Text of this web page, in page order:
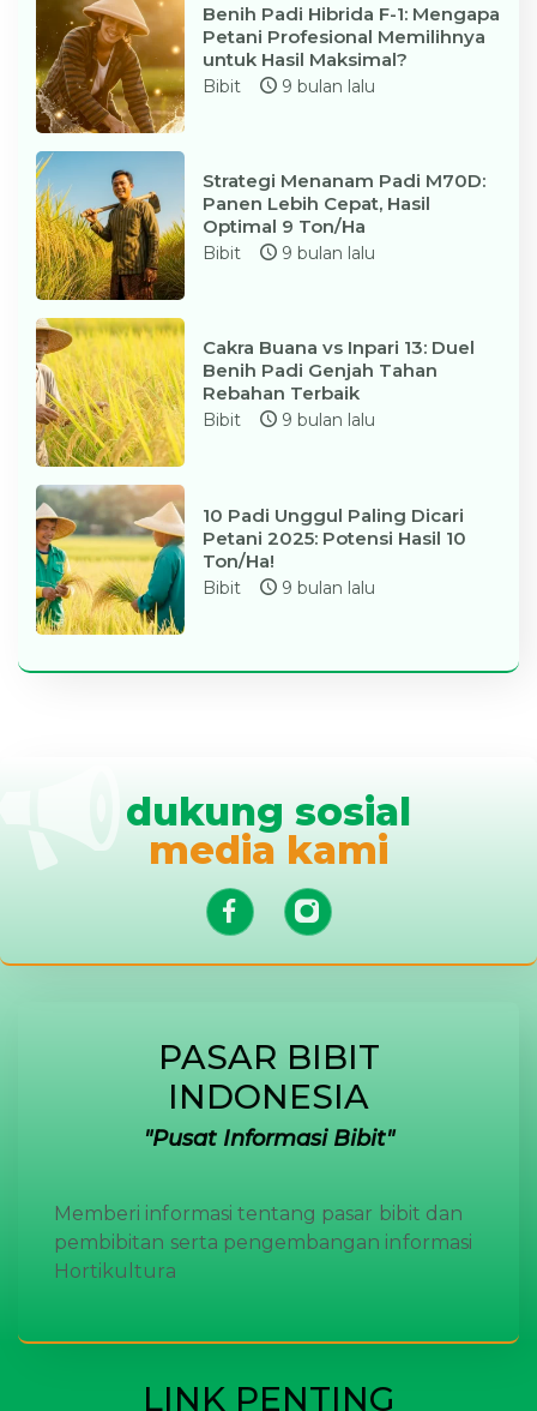
Benih Padi Hibrida F-1: Mengapa
Petani Profesional Memilihnya
untuk Hasil Maksimal?
Bibit 9 bulan lalu
Strategi Menanam Padi M70D:
Panen Lebih Cepat, Hasil
Optimal 9 Ton/Ha
Bibit 9 bulan lalu
Cakra Buana vs Inpari 13: Duel
Benih Padi Genjah Tahan
Rebahan Terbaik
Bibit 9 bulan lalu
10 Padi Unggul Paling Dicari
Petani 2025: Potensi Hasil 10
Ton/Ha!
Bibit 9 bulan lalu
dukung sosial
media kami
PASAR BIBIT
INDONESIA
Pusat Informasi Bibit
Memberi informasi tentang pasar bibit dan
pembibitan serta pengembangan informasi
Hortikultura
LINK PENTING